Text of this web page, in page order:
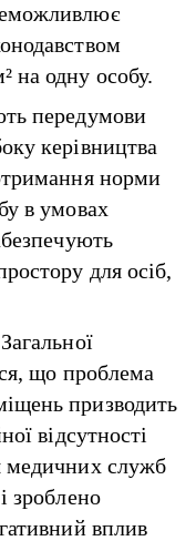
одну особу.
передумови
керівництва
норми
в умовах
для осіб,
що проблема
призводить
відсутності
медичних служб
зроблено
вплив